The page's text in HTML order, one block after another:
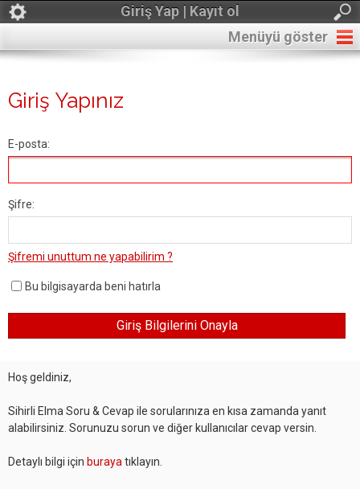
Giriş Yap | Kayıt ol
Menüyü göster
Giriş Yapınız
E-posta:
Şifre:
Şifremi unuttum ne yapabilirim ?
Bu bilgisayarda beni hatırla
Hoş geldiniz,
Sihirli Elma Soru & Cevap ile sorularınıza en kısa zamanda yanıt
alabilirsiniz. Sorunuzu sorun ve diğer kullanıcılar cevap versin.
Detaylı bilgi için buraya tıklayın.